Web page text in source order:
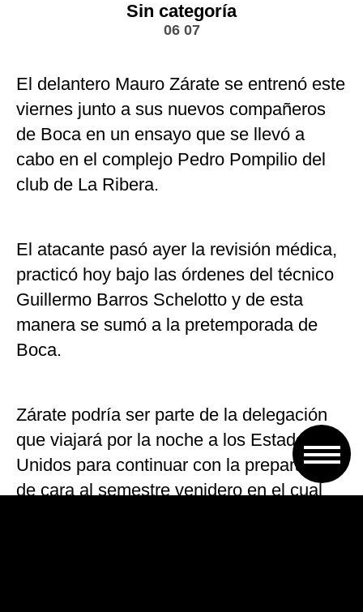
Sin categoría
06 07
El delantero Mauro Zárate se entrenó este
viernes junto a sus nuevos compañeros
de Boca en un ensayo que se llevó a
cabo en el complejo Pedro Pompilio del
club de La Ribera.
El atacante pasó ayer la revisión médica,
practicó hoy bajo las órdenes del técnico
Guillermo Barros Schelotto y de esta
manera se sumó a la pretemporada de
Boca.
Zárate podría ser parte de la delegación
que viajará por la noche a los Estados
Unidos para continuar con la preparación
de cara al semestre venidero en el cual